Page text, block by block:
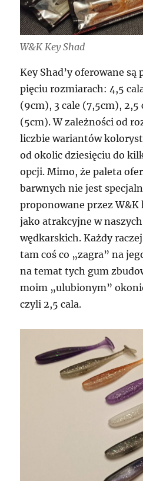
W&K Key Shad
Key Shad’y oferowane
pięciu rozmiarach: 4,5
(9cm), 3 cale (7,5cm), 2,5
(5cm). W zależności od
liczbie wariantów
od okolic dziesięciu do
opcji. Mimo, że paleta
barwnych nie jest
proponowane przez
jako atrakcyjne w
wędkarskich. Każdy
tam coś co „zagra” na
na temat tych gum
moim „ulubionym”
czyli 2,5 cala.